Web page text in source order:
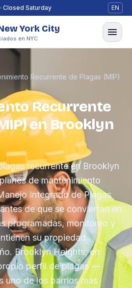
Closed Saturday EN
York City
en NYC
Recurrente de Plagas (MIP)
Recurrente
en Brooklyn
recurrente en Brooklyn
de mantenimiento
Integrado de Plagas
de que se conviertan en
programadas, monitoreo y
su propiedad
Brooklyn Heights, en
perfil de plagas —
uno de los barrios más